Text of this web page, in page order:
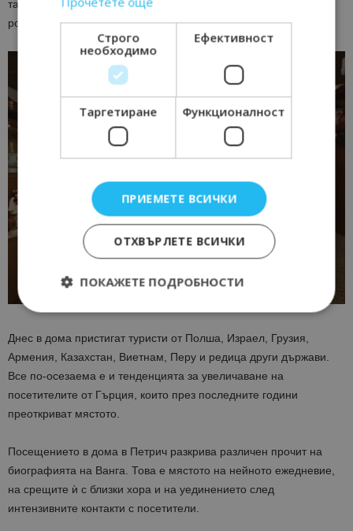
така, че да отразява историческата стойност на мястото и
ролята му в българската културна памет.
Днес в дома пристигат туристи от Полша, Израел, Грузия,
Армения, Казахстан, Виетнам, Перу и редица други държави.
Все по-осезаема е и тенденцията за увеличаване на
посетителите от Гърция, които през последните години
преоткриват мястото.
Посещението в дома в Петрич разкрива различен прочит на
биографията на Ванга. Това е мястото на нейното ежедневие,
на срещите ѝ с близки хора и на уединението след
интензивните контакти с посетители.
Строго
необходимо
Ефективност
Таргетиране Функционалност
ПРИЕМЕТЕ ВСИЧКИ
ОТХВЪРЛЕТЕ ВСИЧКИ
ПОКАЖЕТЕ ПОДРОБНОСТИ
Строго необходимо
Ефективност
Таргетиране
Функционалност
Строго необходимите бисквитки позволяват
потребителско влизане и управление на
правилно без строго необходими бисквитки.
Име
Доставчик/
Валиден
cookie_notice_accepted
lisandraramos.com
bgtourism.bg